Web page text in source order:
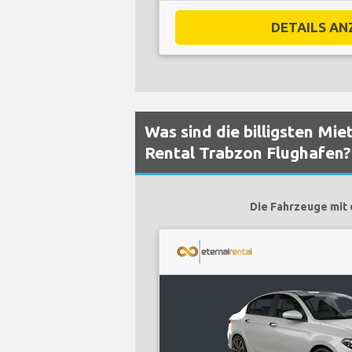
DETAILS
Was sind die billigsten
Rental Trabzon Flughafen?
Die Fahrzeuge